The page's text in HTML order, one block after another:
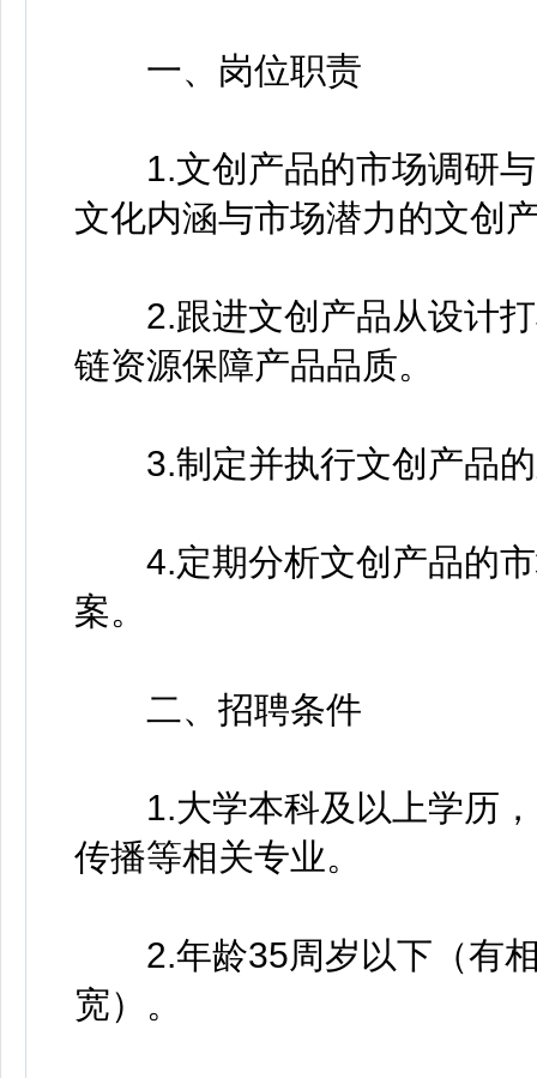
一、岗位职责
1.文创产品的市场调研与
文化内涵与市场潜力的文创
2.跟进文创产品从设计打
链资源保障产品品质。
3.制定并执行文创产品的
4.定期分析文创产品的市
案。
二、招聘条件
1.大学本科及以上学历，
传播等相关专业。
2.年龄35周岁以下（有相
宽）。